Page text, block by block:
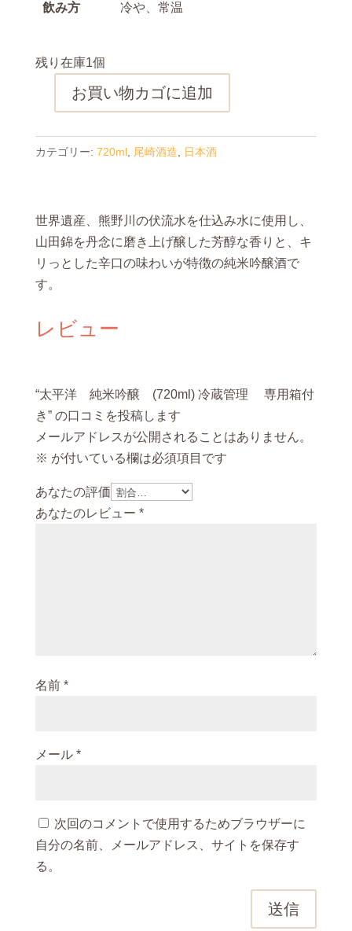
飲み方 冷や、常温
残り在庫1個
洋
醸
(720ml)
冷
蔵
理
用
箱
付
き
個
お買い物カゴに追加
カテゴリー: 720ml, 尾崎酒造 日本酒
世界遺産、熊野川の伏流水を仕込み水に使用し、
山田錦を丹念に磨き上げ醸した芳醇な香りと、キ
リっとした辛口の味わいが特徴の純米吟醸酒で
す。
レビュー
“太平洋 純米吟醸 (720ml) 冷蔵管理 専用箱付
き” の口コミを投稿します
メールアドレスが公開されることはありません。
※ が付いている欄は必須項目です
あなたの評価
あなたのレビュー *
名前 *
メール *
次回のコメントで使用するためブラウザーに
自分の名前、メールアドレス、サイトを保存す
る。
送信